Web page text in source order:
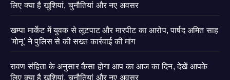
लिए क्या है खुशियां, चुनौतियां और नए अवसर
खम्पा मार्केट में युवक से लूटपाट और मारपीट का आरोप, पार्षद अमित साह
‘मोनू’ ने पुलिस से की सख्त कार्रवाई की मांग
रावण संहिता के अनुसार कैसा होगा आप का आज का दिन, देखें आपके
लिए क्या है खुशियां, चुनौतियां और नए अवसर